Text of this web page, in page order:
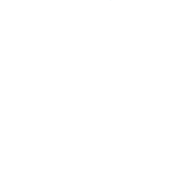
作天到店，3天內